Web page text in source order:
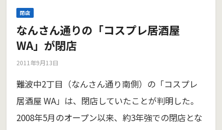
閉店
なんさん通りの「コスプレ居酒屋
WA」が閉店
2011年9月13日
難波中2丁目（なんさん通り南側）の「コスプレ
居酒屋 WA」は、閉店していたことが判明した。
2008年5月のオープン以来、約3年強での閉店とな